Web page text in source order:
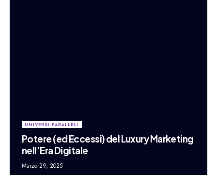
UNIVERSI PARALLELI
Potere (ed Eccessi) del Luxury Marketing
nell’Era Digitale
Marzo 29, 2025